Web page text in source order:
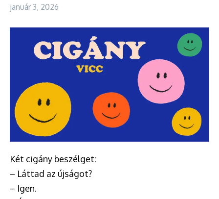
január 3, 2026
Két cigány beszélget:
– Láttad az újságot?
– Igen.